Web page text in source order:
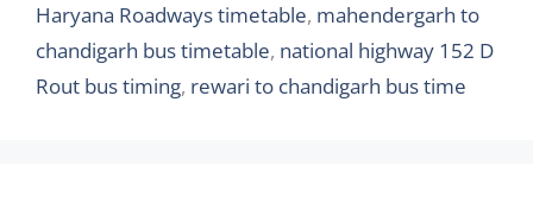
Haryana Roadways timetable, mahendergarh to
chandigarh bus timetable, national highway 152 D
Rout bus timing, rewari to chandigarh bus time